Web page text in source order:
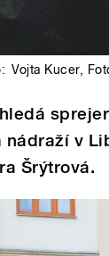
Vojta Kucer,
nádraží v
Šrýtrová.